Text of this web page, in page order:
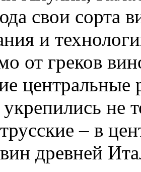
свои сорта
и
от греков
центральные
не
– в
древней